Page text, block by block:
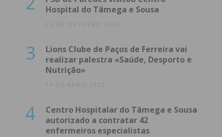
Hospital do Tâmega e Sousa
23 DE OUTUBRO 2023
3
Lions Clube de Paços de Ferreira vai
realizar palestra «Saúde, Desporto e
Nutrição»
14 DE ABRIL 2022
4
Centro Hospitalar do Tâmega e Sousa
autorizado a contratar 42
enfermeiros especialistas